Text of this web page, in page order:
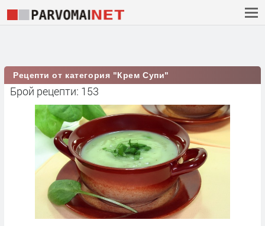
Рецепти от категория "Крем Супи"
Брой рецепти: 153